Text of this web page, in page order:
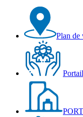
Plan de